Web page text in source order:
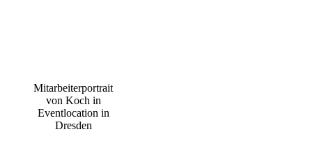
Mitarbeiterportrait
von Koch in
Eventlocation in
Dresden